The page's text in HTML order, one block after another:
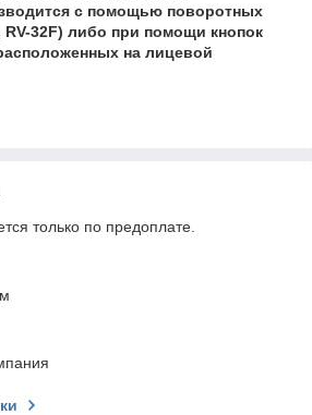
с помощью поворотных
RV-32F) либо при помощи кнопок
на лицевой
только по предоплате.